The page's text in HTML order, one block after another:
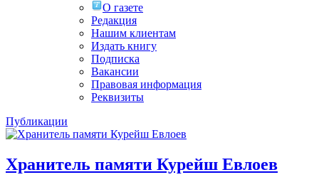
О газете
Редакция
Нашим клиентам
Издать книгу
Подписка
Вакансии
Правовая информация
Реквизиты
Публикации
Хранитель памяти Курейш Евлоев